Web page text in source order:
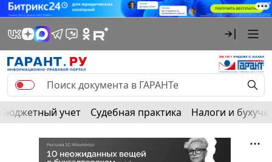
Бюджетный учет Судебная практика Налоги и